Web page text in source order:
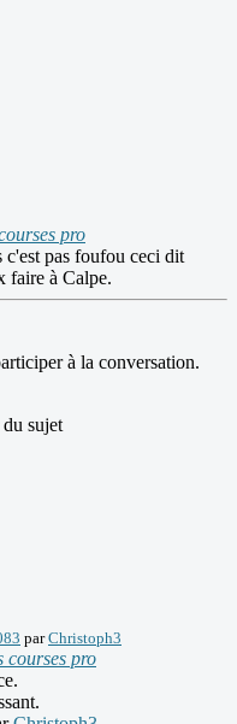
pro
pas foufou ceci dit
faire à Calpe.
à la conversation.
sujet
parChristoph3
courses pro